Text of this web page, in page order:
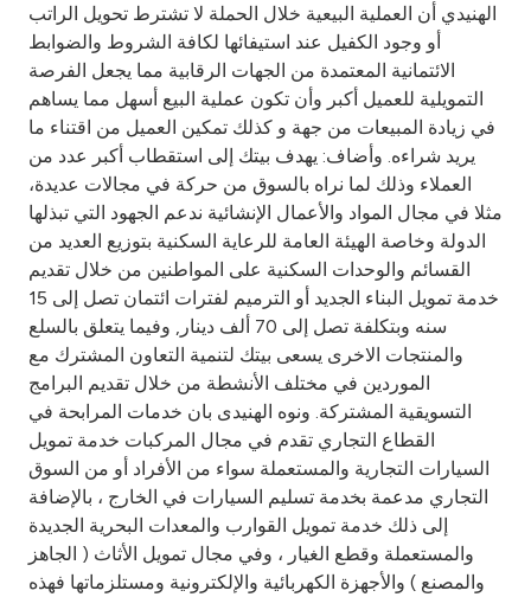
Malaysia
Turkey
Egypt
UK
Kingdom of Bahrain
الهنيدي أن العملية البيعية خلال الحملة لا تشترط تحويل الراتب
أو وجود الكفيل عند استيفائها لكافة الشروط والضوابط
الائتمانية المعتمدة من الجهات الرقابية مما يجعل الفرصة
التمويلية للعميل أكبر وأن تكون عملية البيع أسهل مما يساهم
في زيادة المبيعات من جهة و كذلك تمكين العميل من اقتناء ما
يريد شراءه. وأضاف: يهدف بيتك إلى استقطاب أكبر عدد من
العملاء وذلك لما نراه بالسوق من حركة في مجالات عديدة،
مثلا في مجال المواد والأعمال الإنشائية ندعم الجهود التي تبذلها
الدولة وخاصة الهيئة العامة للرعاية السكنية بتوزيع العديد من
القسائم والوحدات السكنية على المواطنين من خلال تقديم
خدمة تمويل البناء الجديد أو الترميم لفترات ائتمان تصل إلى 15
سنه وبتكلفة تصل إلى 70 ألف دينار, وفيما يتعلق بالسلع
والمنتجات الاخرى يسعى بيتك لتنمية التعاون المشترك مع
الموردين في مختلف الأنشطة من خلال تقديم البرامج
التسويقية المشتركة. ونوه الهنيدى بان خدمات المرابحة في
القطاع التجاري تقدم في مجال المركبات خدمة تمويل
السيارات التجارية والمستعملة سواء من الأفراد أو من السوق
التجاري مدعمة بخدمة تسليم السيارات في الخارج ، بالإضافة
إلى ذلك خدمة تمويل القوارب والمعدات البحرية الجديدة
والمستعملة وقطع الغيار ، وفي مجال تمويل الأثاث ( الجاهز
والمصنع ) والأجهزة الكهربائية والإلكترونية ومستلزماتها فهذه